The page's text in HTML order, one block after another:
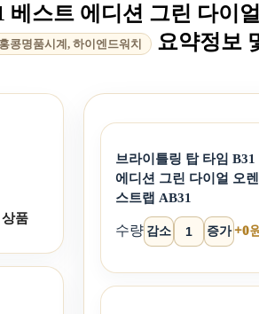
베스트 에디션 그린 다이
콩명품시계, 하이엔드워치 요약정보
품
브라이틀링 탑 타임
에디션 그린 다이얼 오
스트랩 AB31
수량 감소 증가+0